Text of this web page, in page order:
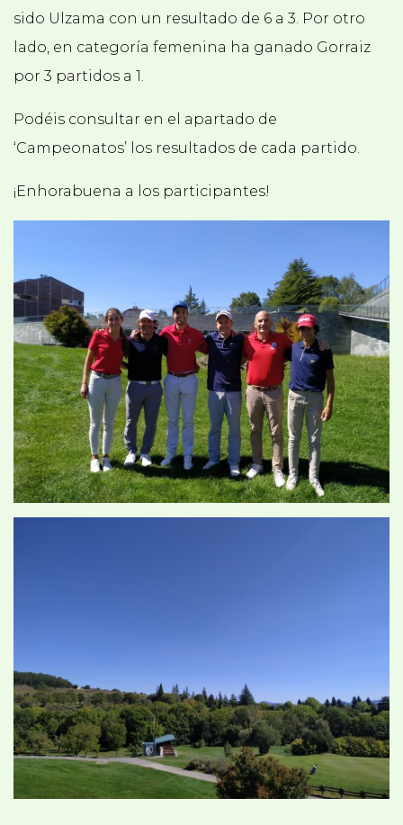
sido Ulzama con un resultado de 6 a 3. Por otro
lado, en categoría femenina ha ganado Gorraiz
por 3 partidos a 1.
Podéis consultar en el apartado de
‘Campeonatos’ los resultados de cada partido.
¡Enhorabuena a los participantes!